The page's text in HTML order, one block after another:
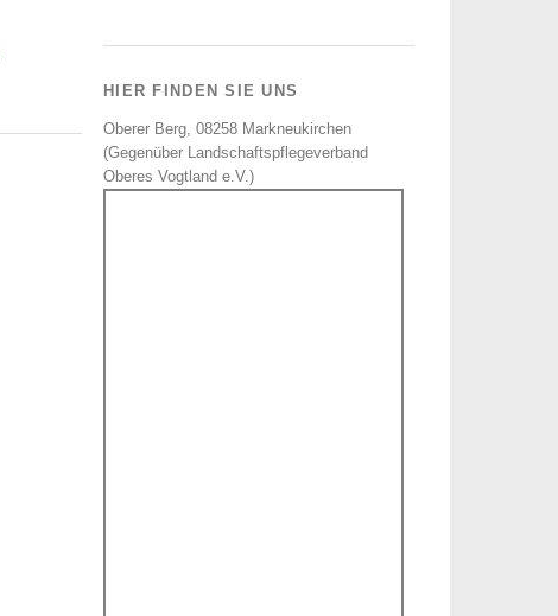
HIER FINDEN SIE UNS
Oberer Berg, 08258 Markneukirchen
(Gegenüber Landschaftspflegeverband
Oberes Vogtland e.V.)